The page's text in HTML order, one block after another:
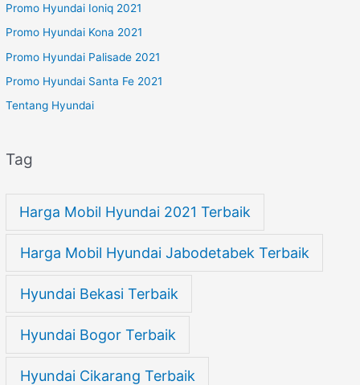
Promo Hyundai Ioniq 2021
Promo Hyundai Kona 2021
Promo Hyundai Palisade 2021
Promo Hyundai Santa Fe 2021
Tentang Hyundai
Tag
Harga Mobil Hyundai 2021 Terbaik
Harga Mobil Hyundai Jabodetabek Terbaik
Hyundai Bekasi Terbaik
Hyundai Bogor Terbaik
Hyundai Cikarang Terbaik